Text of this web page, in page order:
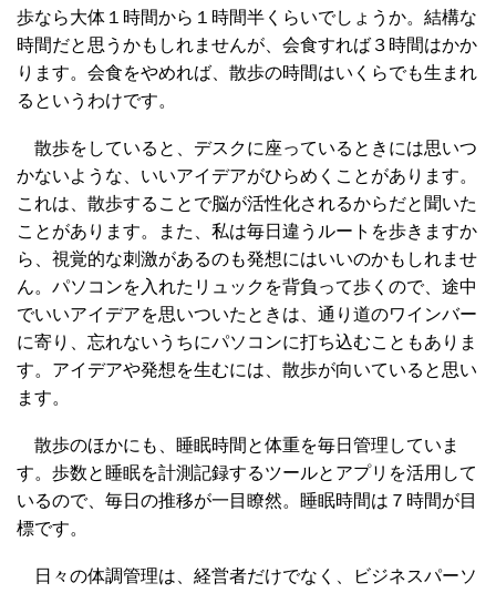
歩なら大体１時間から１時間半くらいでしょうか。結構な
時間だと思うかもしれませんが、会食すれば３時間はかか
ります。会食をやめれば、散歩の時間はいくらでも生まれ
るというわけです。
散歩をしていると、デスクに座っているときには思いつ
かないような、いいアイデアがひらめくことがあります。
これは、散歩することで脳が活性化されるからだと聞いた
ことがあります。また、私は毎日違うルートを歩きますか
ら、視覚的な刺激があるのも発想にはいいのかもしれませ
ん。パソコンを入れたリュックを背負って歩くので、途中
でいいアイデアを思いついたときは、通り道のワインバー
に寄り、忘れないうちにパソコンに打ち込むこともありま
す。アイデアや発想を生むには、散歩が向いていると思い
ます。
散歩のほかにも、睡眠時間と体重を毎日管理していま
す。歩数と睡眠を計測記録するツールとアプリを活用して
いるので、毎日の推移が一目瞭然。睡眠時間は７時間が目
標です。
日々の体調管理は、経営者だけでなく、ビジネスパーソ